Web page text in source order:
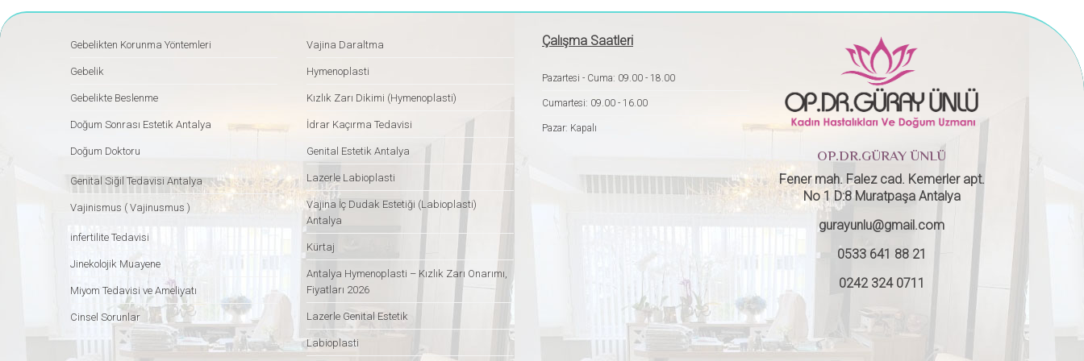
Gebelikten Korunma Yöntemleri
Gebelik
Gebelikte Beslenme
Doğum Sonrası Estetik Antalya
Doğum Doktoru
Genital Siğil Tedavisi Antalya
Vajinismus ( Vajinusmus )
infertilite Tedavisi
Jinekolojik Muayene
Miyom Tedavisi ve Ameliyatı
Cinsel Sorunlar
Vajina Daraltma
Hymenoplasti
Kızlık Zarı Dikimi (Hymenoplasti)
İdrar Kaçırma Tedavisi
Genital Estetik Antalya
Lazerle Labioplasti
Vajina İç Dudak Estetiği (Labioplasti)
Antalya
Kürtaj
Antalya Hymenoplasti – Kızlık Zarı Onarımı,
Fiyatları 2026
Lazerle Genital Estetik
Labioplasti
Çalışma Saatleri
Pazartesi - Cuma: 09.00 - 18.00
Cumartesi: 09.00 - 16.00
Pazar: Kapalı
OP.DR.GÜRAY ÜNLÜ
Fener mah. Falez cad. Kemerler apt.
No 1 D:8 Muratpaşa Antalya
gurayunlu@gmail.com
0533 641 88 21
0242 324 0711